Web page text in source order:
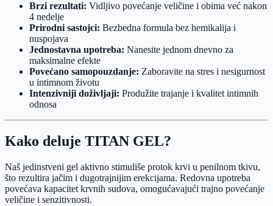
Brzi rezultati: Vidljivo povećanje veličine i obima već nakon
4 nedelje
Prirodni sastojci: Bezbedna formula bez hemikalija i
nuspojava
Jednostavna upotreba: Nanesite jednom dnevno za
maksimalne efekte
Povećano samopouzdanje: Zaboravite na stres i nesigurnost
u intimnom životu
Intenzivniji doživljaji: Produžite trajanje i kvalitet intimnih
odnosa
Kako deluje TITAN GEL?
Naš jedinstveni gel aktivno stimuliše protok krvi u penilnom tkivu,
što rezultira jačim i dugotrajnijim erekcijama. Redovna upotreba
povećava kapacitet krvnih sudova, omogućavajući trajno povećanje
veličine i senzitivnosti.